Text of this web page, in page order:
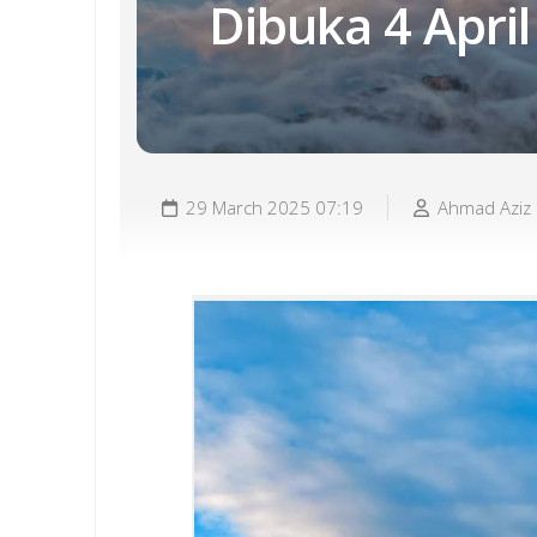
Dibuka 4
29 March 2025 07:19 Ahmad Aziz